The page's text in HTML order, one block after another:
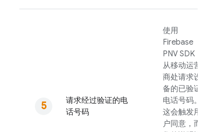
请求经过验证的电
话号码
使用
Firebase
PNV SDK
从移动运营
商处请求设
备的已验证
电话号码。
这会触发用
户同意，而